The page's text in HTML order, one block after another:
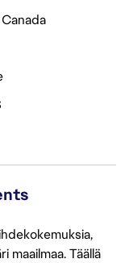
maailmaa. Täällä